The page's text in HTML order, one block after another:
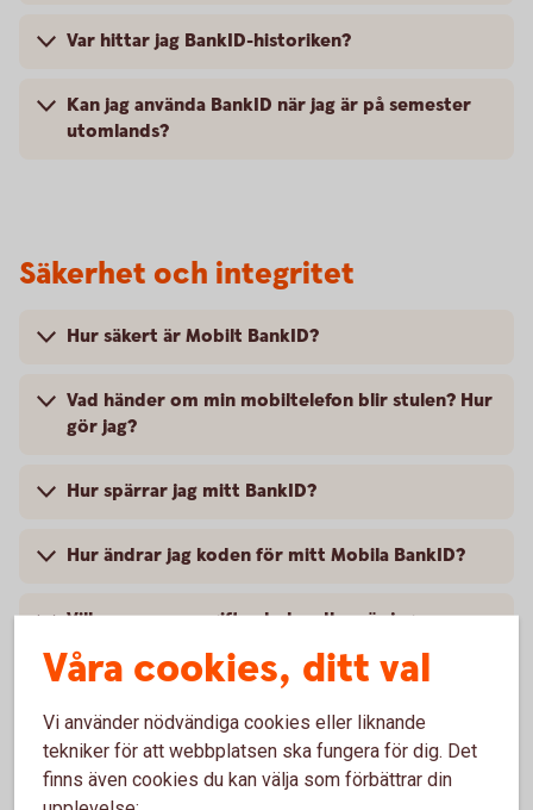
Var hittar jag BankID-historiken?
Kan jag använda BankID när jag är på semester
utomlands?
Säkerhet och integritet
Hur säkert är Mobilt BankID?
Vad händer om min mobiltelefon blir stulen? Hur
gör jag?
Hur spärrar jag mitt BankID?
Hur ändrar jag koden för mitt Mobila BankID?
Vilka personuppgifter behandlas när jag
använder mitt BankID?
Touch ID
Våra cookies, ditt val
Vi använder nödvändiga cookies eller liknande
tekniker för att webbplatsen ska fungera för dig. Det
finns även cookies du kan välja som förbättrar din